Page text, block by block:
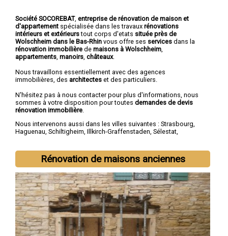
Société SOCOREBAT, entreprise de rénovation de maison et
d'appartement spécialisée dans les travaux rénovations
intérieurs et extérieurstout corps d'etats située près de
Wolschheim dans le Bas-Rhin vous offre ses services dans la
rénovation immobilière de maisons à Wolschheim
appartements manoirs châteaux.
Nous travaillons essentiellement avec des agences
immobilières, des architectes et des particuliers.
N'hésitez pas à nous contacter pour plus d'informations, nous
sommes à votre disposition pour toutes demandes de devis
rénovation immobilière
Nous intervenons aussi dans les villes suivantes : Strasbourg,
Haguenau, Schiltigheim, Illkirch-Graffenstaden, Sélestat,
Rénovation de maisons anciennes